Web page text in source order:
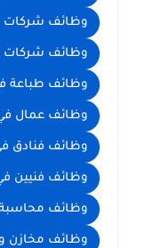
وظائف شركات
وظائف شركات
وظائف طباعة
وظائف عمال
وظائف فنادق
وظائف فنيين
وظائف محاسبة
وظائف مخازن